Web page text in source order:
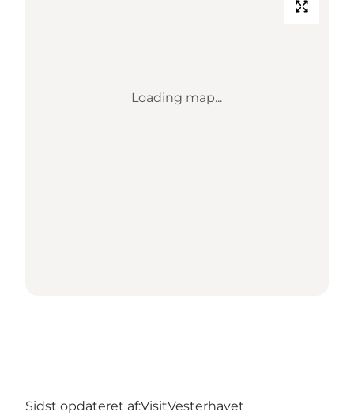
Loading map...
Sidst opdateret af:VisitVesterhavet